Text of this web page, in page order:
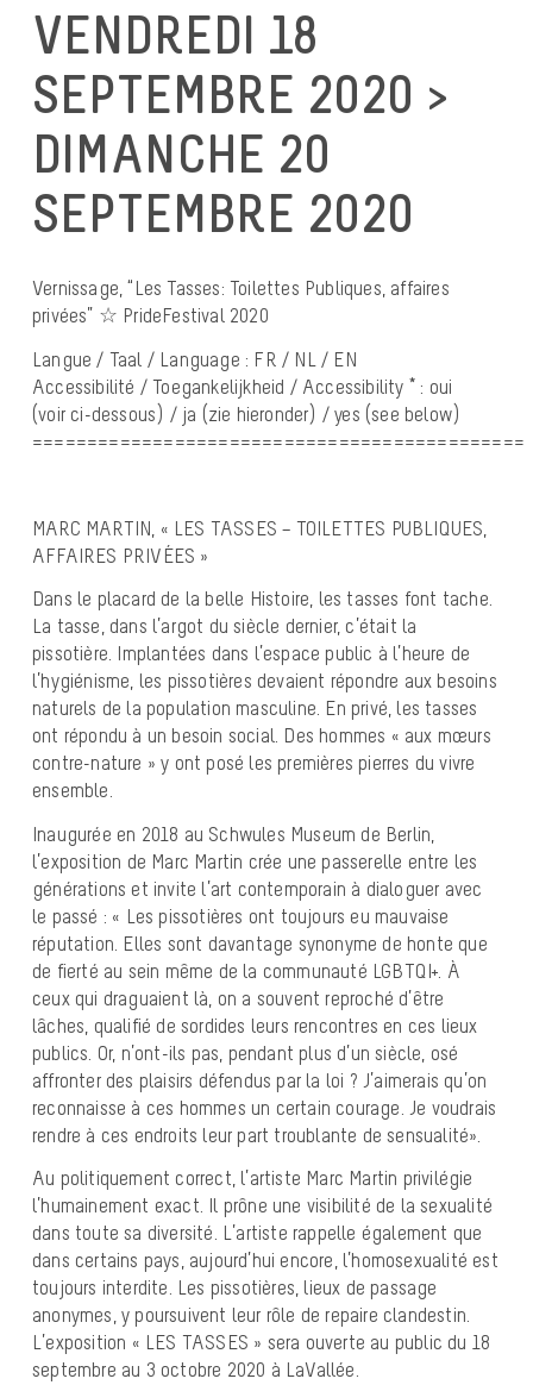
VENDREDI 18
SEPTEMBRE 2020 >
DIMANCHE 20
SEPTEMBRE 2020
Vernissage, “Les Tasses: Toilettes Publiques, affaires
privées” ☆ PrideFestival 2020
Langue / Taal / Language : FR / NL / EN
Accessibilité / Toegankelijkheid / Accessibility * : oui
(voir ci-dessous) / ja (zie hieronder) / yes (see below)
=============================================
MARC MARTIN, « LES TASSES – TOILETTES PUBLIQUES,
AFFAIRES PRIVÉES »
Dans le placard de la belle Histoire, les tasses font tache.
La tasse, dans l’argot du siècle dernier, c’était la
pissotière. Implantées dans l’espace public à l’heure de
l’hygiénisme, les pissotières devaient répondre aux besoins
naturels de la population masculine. En privé, les tasses
ont répondu à un besoin social. Des hommes « aux mœurs
contre-nature » y ont posé les premières pierres du vivre
ensemble.
Inaugurée en 2018 au Schwules Museum de Berlin,
l’exposition de Marc Martin crée une passerelle entre les
générations et invite l’art contemporain à dialoguer avec
le passé : « Les pissotières ont toujours eu mauvaise
réputation. Elles sont davantage synonyme de honte que
de fierté au sein même de la communauté LGBTQI+. À
ceux qui draguaient là, on a souvent reproché d’être
lâches, qualifié de sordides leurs rencontres en ces lieux
publics. Or, n’ont-ils pas, pendant plus d’un siècle, osé
affronter des plaisirs défendus par la loi ? J’aimerais qu’on
reconnaisse à ces hommes un certain courage. Je voudrais
rendre à ces endroits leur part troublante de sensualité».
Au politiquement correct, l’artiste Marc Martin privilégie
l’humainement exact. Il prône une visibilité de la sexualité
dans toute sa diversité. L’artiste rappelle également que
dans certains pays, aujourd’hui encore, l’homosexualité est
toujours interdite. Les pissotières, lieux de passage
anonymes, y poursuivent leur rôle de repaire clandestin.
L’exposition « LES TASSES » sera ouverte au public du 18
septembre au 3 octobre 2020 à LaVallée.